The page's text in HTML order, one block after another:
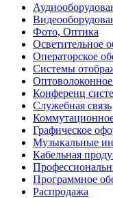
Фото, Оптика
Осветительное
Операторское
Системы
Конференц
Служебная связь
Графическое
Музыкальные
Кабельная
Программное
Распродажа